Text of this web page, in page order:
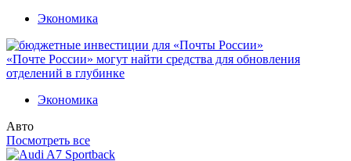
Экономика
«Почте России» могут найти средства для обновления
отделений в глубинке
Экономика
Авто
Посмотреть все